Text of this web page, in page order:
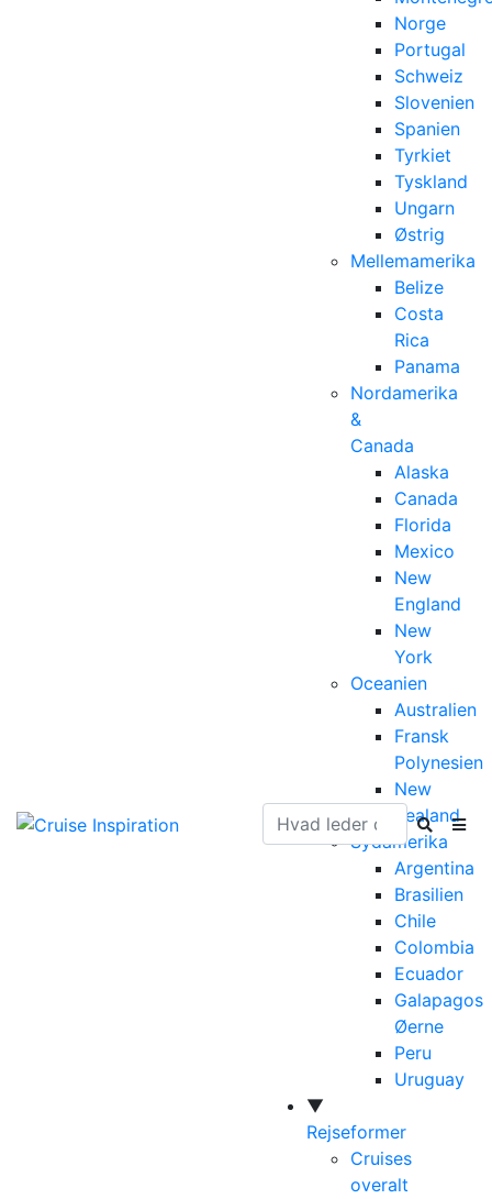
Norge
Portugal
Schweiz
Slovenien
Spanien
Tyrkiet
Tyskland
Ungarn
Østrig
Mellemamerika
Belize
Costa
Rica
Panama
Nordamerika
&
Canada
Alaska
Canada
Florida
Mexico
New
England
New
York
Oceanien
Australien
Fransk
Polynesien
New
Zealand
Sydamerika
Argentina
Brasilien
Chile
Colombia
Ecuador
Galapagos
Øerne
Peru
Uruguay
▼
Rejseformer
Cruises
overalt